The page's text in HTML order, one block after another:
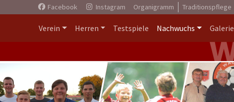
Facebook Instagram Organigramm Traditionspflege
Verein Herren Testspiele Nachwuchs Galerie